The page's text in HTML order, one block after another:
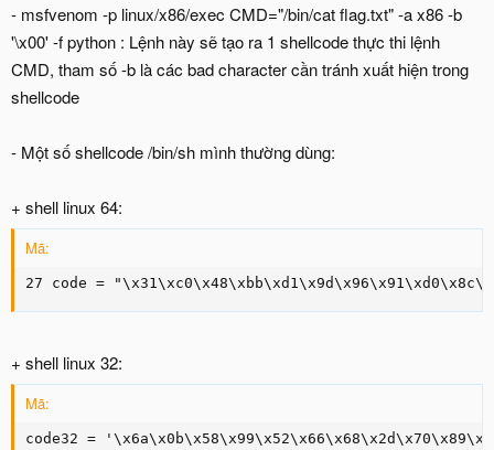
- msfvenom -p linux/x86/exec CMD="/bin/cat flag.txt" -a x86 -b
'\x00' -f python : Lệnh này sẽ tạo ra 1 shellcode thực thi lệnh
CMD, tham số -b là các bad character cần tránh xuất hiện trong
shellcode
- Một số shellcode /bin/sh mình thường dùng:
+ shell linux 64:
Mã:
27 code =
+ shell linux 32:
Mã:
code32 =